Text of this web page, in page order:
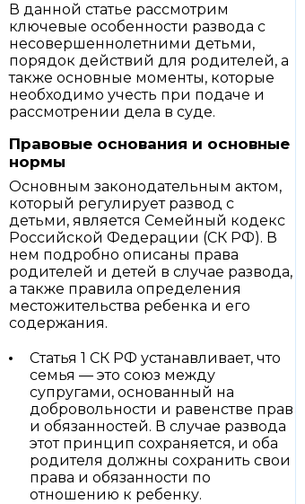
В данной статье рассмотрим
ключевые особенности развода с
несовершеннолетними детьми,
порядок действий для родителей, а
также основные моменты, которые
необходимо учесть при подаче и
рассмотрении дела в суде.
Правовые основания и основные
нормы
Основным законодательным актом,
который регулирует развод с
детьми, является Семейный кодекс
Российской Федерации (СК РФ). В
нем подробно описаны права
родителей и детей в случае развода,
а также правила определения
местожительства ребенка и его
содержания.
Статья 1 СК РФ устанавливает, что
семья — это союз между
супругами, основанный на
добровольности и равенстве прав
и обязанностей. В случае развода
этот принцип сохраняется, и оба
родителя должны сохранить свои
права и обязанности по
отношению к ребенку.